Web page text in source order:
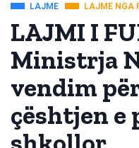
LAJME LAJME NGA
LAJMI I
Ministrja
vendim
çështjen